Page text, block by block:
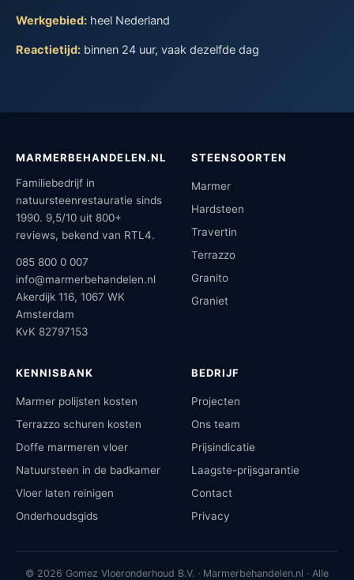
Werkgebied: heel Nederland
Reactietijd: binnen 24 uur, vaak dezelfde dag
MARMERBEHANDELEN.NL
Familiebedrijf in
natuursteenrestauratie sinds
1990. 9,5/10 uit 800+
reviews, bekend van RTL4.
085 800 0 007
info@marmerbehandelen.nl
Akerdijk 116, 1067 WK
Amsterdam
KvK 82797153
STEENSOORTEN
Marmer
Hardsteen
Travertin
Terrazzo
Granito
Graniet
KENNISBANK
Marmer polijsten kosten
Terrazzo schuren kosten
Doffe marmeren vloer
Natuursteen in de badkamer
Vloer laten reinigen
Onderhoudsgids
BEDRIJF
Projecten
Ons team
Prijsindicatie
Laagste-prijsgarantie
Contact
Privacy
© 2026 Gomez Vloeronderhoud B.V. · Marmerbehandelen.nl · Alle